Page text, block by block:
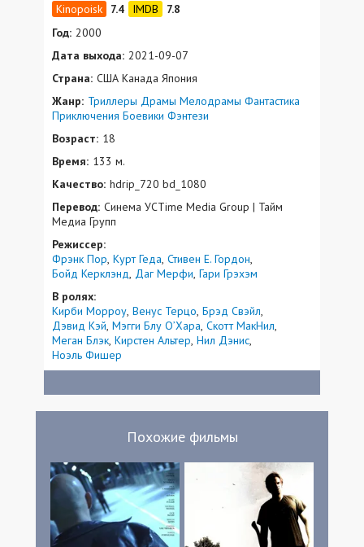
7.4
7.8
Год: 2000
Дата выхода: 2021-09-07
Страна: США Канада Япония
Жанр: Триллеры Драмы Мелодрамы Фантастика
Приключения Боевики Фэнтези
Возраст: 18
Время: 133 м.
Качество: hdrip_720 bd_1080
Перевод: Синема УСTime Media Group | Тайм
Медиа Групп
Режиссер:
Фрэнк Пор Курт Геда Стивен Е. Гордон
Бойд Керклэнд Даг Мерфи Гари Грэхэм
В ролях:
Кирби Морроу Венус Терцо Брэд Свэйл
Дэвид Кэй Мэгги Блу О’Хара Скотт МакНил
Меган Блэк Кирстен Альтер Нил Дэнис
Ноэль Фишер
Похожие фильмы